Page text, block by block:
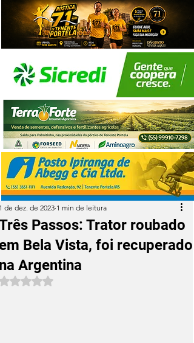
Passos: Trator roubado
Bela Vista, foi recuperado
Argentina
de dez. de 2023 1 min de leitura
Avaliado com NaN de 5 estrelas.